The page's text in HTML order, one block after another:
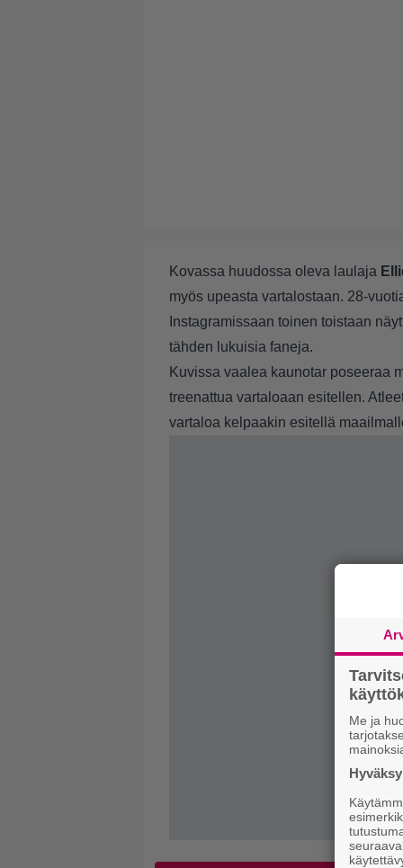
Kovassa huudossa oleva laulaja
myös upeasta vartalostaan. 28-
Instagramissaan toinen toistaan
tähden lukuisia faneja.
Kuvissa vaalea kaunotar poseeraa
treenattua vartaloaan esitellen.
vartaloa kelpaakin esitellä
Me ja